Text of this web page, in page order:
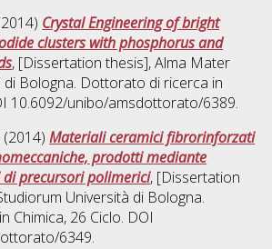
Crystal Engineering of bright
clusters with phosphorus and
, [Dissertation thesis], Alma Mater
di Bologna. Dottorato di ricerca in
10.6092/unibo/amsdottorato/6389.
(2014)Materiali ceramici fibrorinforzati
prodotti mediante
precursori polimerici, [Dissertation
Università di Bologna.
Chimica, 26 Ciclo. DOI
6349.